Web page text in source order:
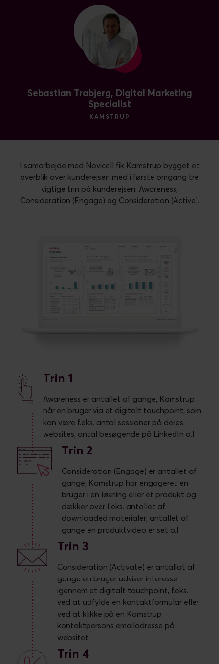
Sebastian Trabjerg, Digital Marketing
Specialist
KAMSTRUP
I samarbejde med Novicell fik Kamstrup bygget et
overblik over kunderejsen med i første omgang tre
vigtige trin på kunderejsen: Awareness,
Consideration (Engage) og Consideration (Active).
Trin 1
Awareness er antallet af gange, Kamstrup
når en bruger via et digitalt touchpoint, som
kan være f.eks. antal sessioner på deres
websites, antal besøgende på LinkedIn o.l.
Trin 2
Consideration (Engage) er antallet af
gange, Kamstrup har engageret en
bruger i en løsning eller et produkt og
dækker over f.eks. antallet af
downloaded materialer, antallet af
gange en produktvideo er set o.l.
Trin 3
Consideration (Activate) er antallat af
gange en bruger udviser interesse
igennem et digitalt touchpoint, f.eks.
ved at udfylde en kontaktformular eller
ved at klikke på en Kamstrup
kontaktpersons emailadresse på
websitet.
Trin 4